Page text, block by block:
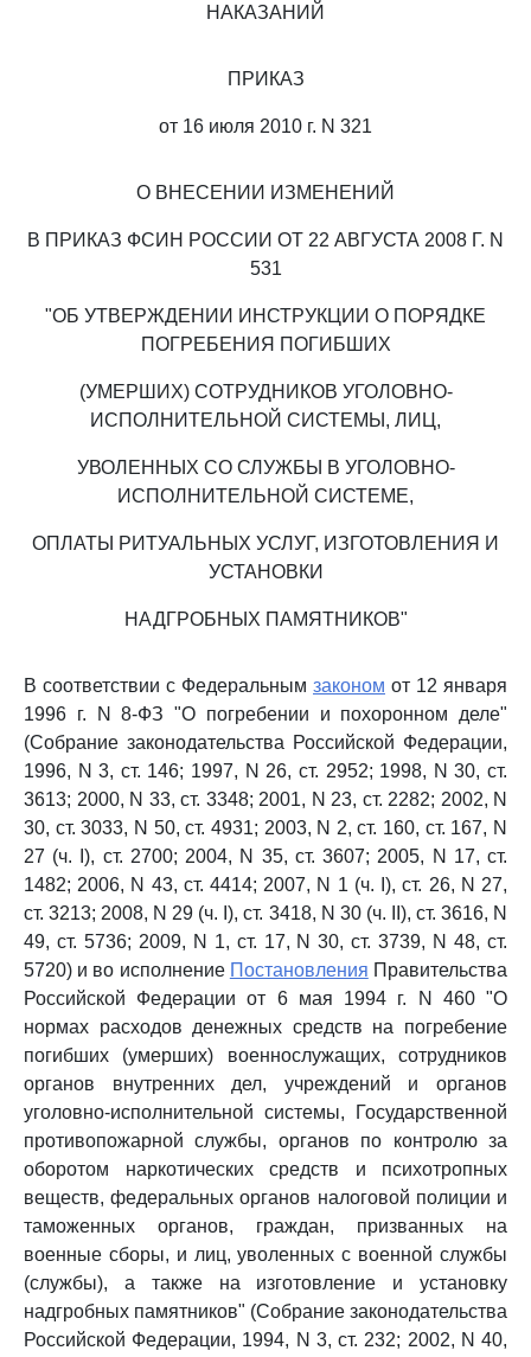
НАКАЗАНИЙ
ПРИКАЗ
от 16 июля 2010 г. N 321
О ВНЕСЕНИИ ИЗМЕНЕНИЙ
В ПРИКАЗ ФСИН РОССИИ ОТ 22 АВГУСТА 2008 Г. N
531
"ОБ УТВЕРЖДЕНИИ ИНСТРУКЦИИ О ПОРЯДКЕ
ПОГРЕБЕНИЯ ПОГИБШИХ
(УМЕРШИХ) СОТРУДНИКОВ УГОЛОВНО-
ИСПОЛНИТЕЛЬНОЙ СИСТЕМЫ, ЛИЦ,
УВОЛЕННЫХ СО СЛУЖБЫ В УГОЛОВНО-
ИСПОЛНИТЕЛЬНОЙ СИСТЕМЕ,
ОПЛАТЫ РИТУАЛЬНЫХ УСЛУГ, ИЗГОТОВЛЕНИЯ И
УСТАНОВКИ
НАДГРОБНЫХ ПАМЯТНИКОВ"
В соответствии с Федеральным законом от 12 января
1996 г. N 8-ФЗ "О погребении и похоронном деле"
(Собрание законодательства Российской Федерации,
1996, N 3, ст. 146; 1997, N 26, ст. 2952; 1998, N 30, ст.
3613; 2000, N 33, ст. 3348; 2001, N 23, ст. 2282; 2002, N
30, ст. 3033, N 50, ст. 4931; 2003, N 2, ст. 160, ст. 167, N
27 (ч. I), ст. 2700; 2004, N 35, ст. 3607; 2005, N 17, ст.
1482; 2006, N 43, ст. 4414; 2007, N 1 (ч. I), ст. 26, N 27,
ст. 3213; 2008, N 29 (ч. I), ст. 3418, N 30 (ч. II), ст. 3616, N
49, ст. 5736; 2009, N 1, ст. 17, N 30, ст. 3739, N 48, ст.
5720) и во исполнение Постановления Правительства
Российской Федерации от 6 мая 1994 г. N 460 "О
нормах расходов денежных средств на погребение
погибших (умерших) военнослужащих, сотрудников
органов внутренних дел, учреждений и органов
уголовно-исполнительной системы, Государственной
противопожарной службы, органов по контролю за
оборотом наркотических средств и психотропных
веществ, федеральных органов налоговой полиции и
таможенных органов, граждан, призванных на
военные сборы, и лиц, уволенных с военной службы
(службы), а также на изготовление и установку
надгробных памятников" (Собрание законодательства
Российской Федерации, 1994, N 3, ст. 232; 2002, N 40,